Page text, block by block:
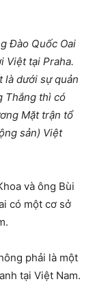
Đào Quốc Oai
Việt tại Praha.
là dưới sự quản
Thắng thì có
Mặt trận tổ
sản) Việt
và ông Bùi
có một cơ sở
phải là một
tại Việt Nam.